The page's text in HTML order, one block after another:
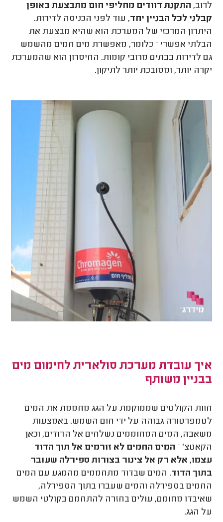
לרוב, התקנת דוודים מחליפי חום מתבצעת באופן
קבלני לכל הבניין יחד, עוד לפני הכניסה לדירות.
היתרון המרכזי של המערכת הוא שהיא מבצעת את
הבלתי אפשרי – כלומר, מאפשרת מים חמים מהשמש
גם לדירות בבתים מרובי קומות. החיסרון הוא שהמערכת
יקרה יותר, ומסובכת יותר לתיקון.
איך עובדת מערכת סולארית לחימום מים
בבניין משותף
חוות הקולטים שממוקמת על הגג מחממת את המים
לטמפרטורה גבוהה על ידי חום השמש. באמצעות
משאבה, המים המחוממים נשלחים אל הדודים, וכאן
הקאטצ' – המים החמים לא זורמים אל תוך הדוד
עצמו, אלא רק אל צינור בצורות ספירלה שעובר
בתוך הדוד. המים שבדוד מתחממים מהמגע עם המים
החמים בספירלה והמים שעברו בתוך הספירלה,
שאיבדו מחומם, עולים בחזרה להתחמם בקולטי השמש
על הגג.